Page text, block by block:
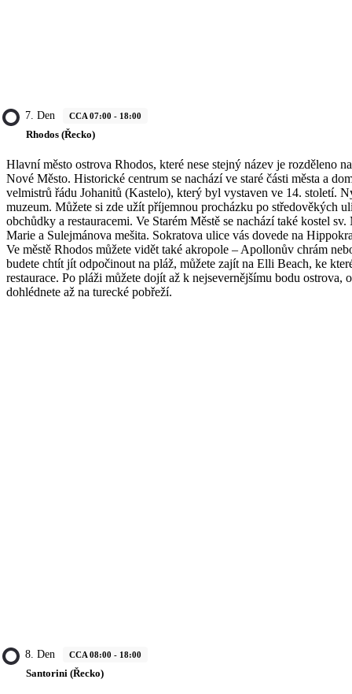
7. Den CCA 07:00 - 18:00
Rhodos (Řecko)
Hlavní město ostrova Rhodos, které nese stejný název je rozděleno
Nové Město. Historické centrum se nachází ve staré části města a
velmistrů řádu Johanitů (Kastelo), který byl vystaven ve 14. století.
muzeum. Můžete si zde užít příjemnou procházku po středověkých
obchůdky a restauracemi. Ve Starém Městě se nachází také kostel
Marie a Sulejmánova mešita. Sokratova ulice vás dovede na
Ve městě Rhodos můžete vidět také akropole – Apollonův chrám
budete chtít jít odpočinout na pláž, můžete zajít na Elli Beach, ke
restaurace. Po pláži můžete dojít až k nejsevernějšímu bodu ostrova,
dohlédnete až na turecké pobřeží.
8. Den CCA 08:00 - 18:00
Santorini (Řecko)